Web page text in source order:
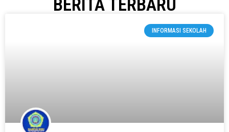
BERITA TERBARU
INFORMASI SEKOLAH